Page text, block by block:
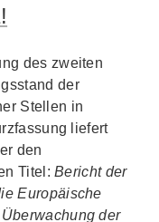
des zweiten
der
Stellen in
liefert
den
Titel:Bericht der
Europäische
der